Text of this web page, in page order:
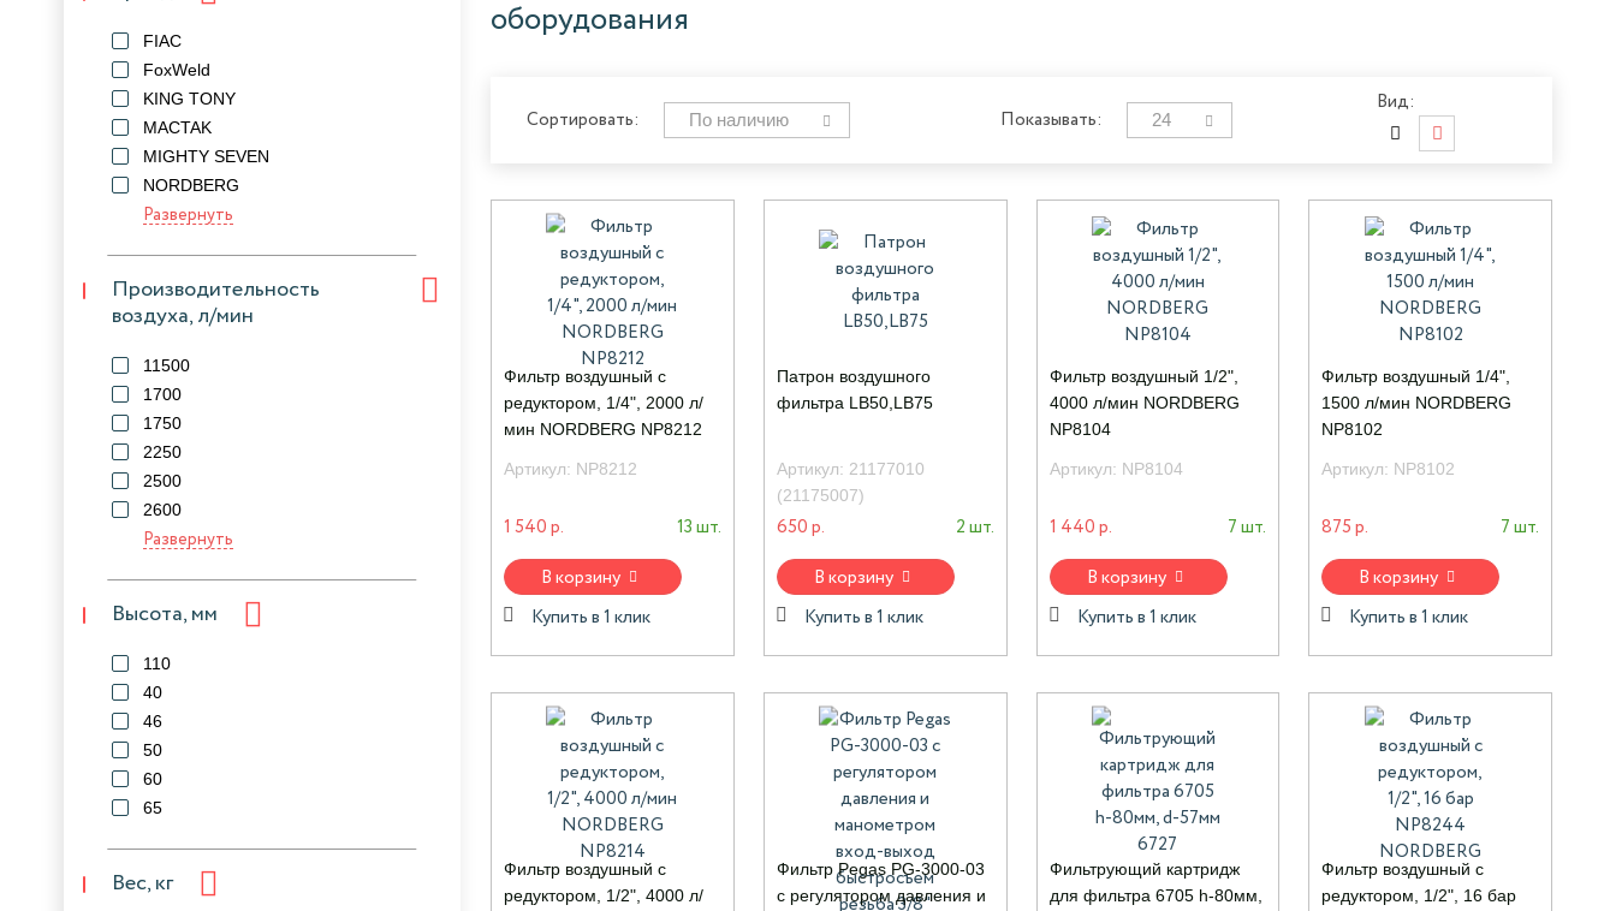
FIAC
FoxWeld
KING TONY
MACTAK
MIGHTY SEVEN
NORDBERG
Развернуть
Производительность
воздуха, л/мин
11500
1700
1750
2250
2500
2600
Развернуть
Высота, мм
110
40
46
50
60
65
Вес, кг
оборудования
Сортировать: По наличию Показывать: 24
Вид:
Фильтр воздушный с
редуктором, 1/4", 2000 л/
мин NORDBERG NP8212
Артикул: NP8212
1 540 р. 13 шт.
В корзину
Купить в 1 клик
Патрон воздушного
фильтра LB50,LB75
Артикул: 21177010
(21175007)
650 р. 2 шт.
В корзину
Купить в 1 клик
Фильтр воздушный 1/2",
4000 л/мин NORDBERG
NP8104
Артикул: NP8104
1 440 р. 7 шт.
В корзину
Купить в 1 клик
Фильтр воздушный 1/4",
1500 л/мин NORDBERG
NP8102
Артикул: NP8102
875 р. 7 шт.
В корзину
Купить в 1 клик
Фильтр воздушный с
редуктором, 1/2", 4000 л/
Фильтр Pegas PG-3000-03
с регулятором давления и
Фильтрующий картридж
для фильтра 6705 h-80мм,
Фильтр воздушный с
редуктором, 1/2", 16 бар